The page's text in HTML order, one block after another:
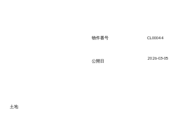
​物件番号 CL00044
土地
​公開日
2026-03-05